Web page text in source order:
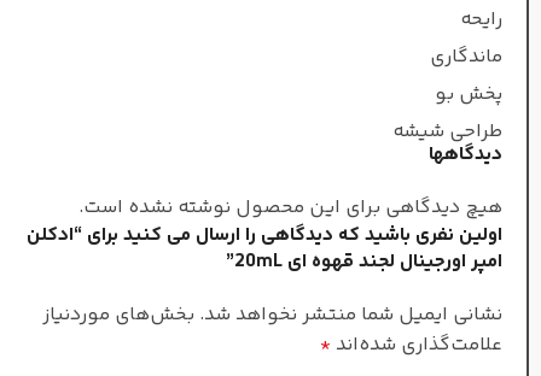
جنسیت زنانه
غلظت
رایحه
ماندگاری
پخش بو
طراحی شیشه
دیدگاهها
هیچ دیدگاهی برای این محصول نوشته نشده است.
اولین نفری باشید که دیدگاهی را ارسال می کنید برای “ادکلن
امپر اورجینال لجند قهوه ای 20mL”
نشانی ایمیل شما منتشر نخواهد شد. بخش‌های موردنیاز
علامت‌گذاری شده‌اند *